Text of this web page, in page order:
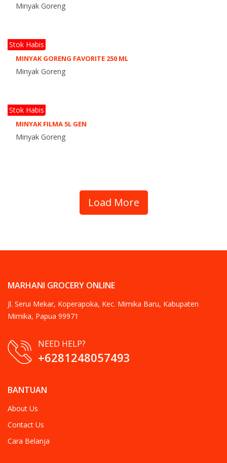
Minyak Goreng
MINYAK GORENG FAVORITE 250 ML
Minyak Goreng
Stok Habis
MINYAK FILMA 5L GEN
Minyak Goreng
Stok Habis
Load More
MARHANI GROCERY ONLINE
Jl. Serui Mekar, Koperapoka, Kec. Mimika Baru, Kabupaten
Mimika, Papua 99971
NEED HELP?
+6281248057493
BANTUAN
About Us
Contact Us
Cara Belanja